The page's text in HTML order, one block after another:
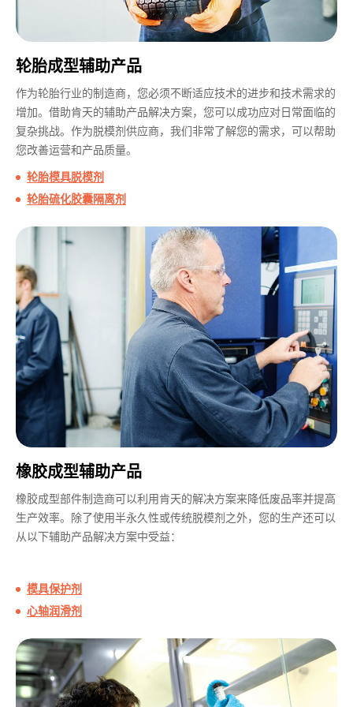
轮胎成型辅助产品
作为轮胎行业的制造商，您必须不断适应技术的进步和技术需求的
增加。借助肯天的辅助产品解决方案，您可以成功应对日常面临的
复杂挑战。作为脱模剂供应商，我们非常了解您的需求，可以帮助
您改善运营和产品质量。
轮胎模具脱模剂
轮胎硫化胶囊隔离剂
橡胶成型辅助产品
橡胶成型部件制造商可以利用肯天的解决方案来降低废品率并提高
生产效率。除了使用半永久性或传统脱模剂之外，您的生产还可以
从以下辅助产品解决方案中受益：
模具保护剂
心轴润滑剂